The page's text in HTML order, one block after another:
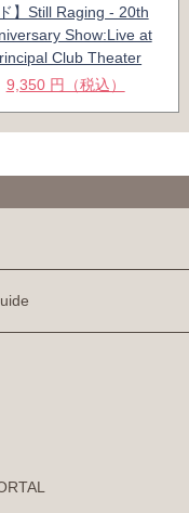
】Still Raging - 20th
Show:Live at
Club Theater
9,350 円（税込）